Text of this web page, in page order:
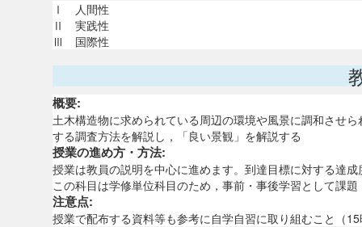
Ⅰ 人間性
Ⅱ 実践性
Ⅲ 国際性
概要:
土木構造物に求められている周辺の環境や風景に調和させ
する調査方法を解説し，「良い景観」を解説する
授業の進め方・方法:
授業は教員の説明を中心に進めます。到達目標に対する達
この科目は学修単位科目のため，事前・事後学習として課
注意点:
授業で配布する資料等も参考に自学自習に取り組むこと（